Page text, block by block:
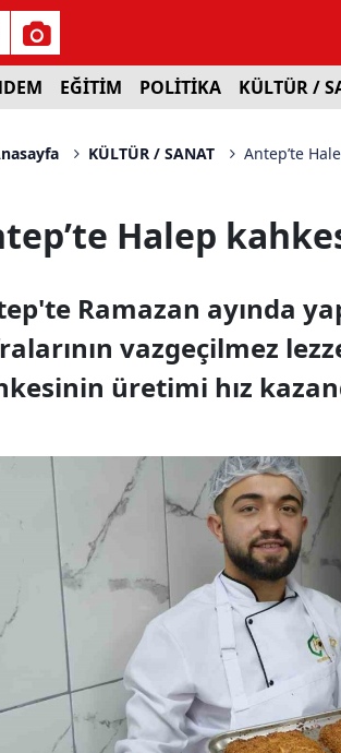
EĞİTİM POLİTİKA KÜLTÜR /
KÜLTÜR / SANAT Antep’te
Halep
Ramazan ayında
vazgeçilmez
üretimi hız